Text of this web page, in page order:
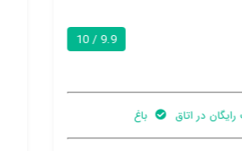
باغ بالکن